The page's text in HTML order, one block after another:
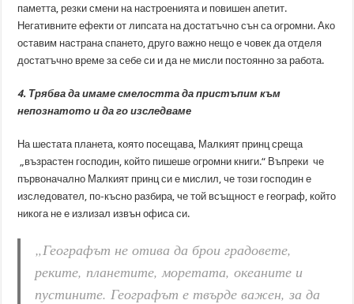
паметта, резки смени на настроенията и повишен апетит.
Негативните ефекти от липсата на достатъчно сън са огромни. Ако
оставим настрана спането, друго важно нещо е човек да отделя
достатъчно време за себе си и да не мисли постоянно за работа.
4. Трябва да имаме смелостта да пристъпим към
непознатото и да го изследваме
На шестата планета, която посещава, Малкият принц среща
„възрастен господин, който пишеше огромни книги.“ Въпреки че
първоначално Малкият принц си е мислил, че този господин е
изследовател, по-късно разбира, че той всъщност е географ, който
никога не е излизал извън офиса си.
„Географът не отива да брои градовете,
реките, планетите, моретата, океаните и
пустините. Географът е твърде важен, за да